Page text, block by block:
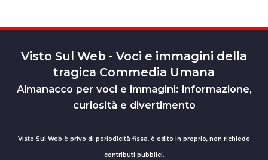
Visto Sul Web - Voci e immagini della
tragica Commedia Umana
Almanacco per voci e immagini: informazione,
curiosità e divertimento
Visto Sul Web è privo di periodicità fissa, è edito in proprio, non richiede
contributi pubblici.